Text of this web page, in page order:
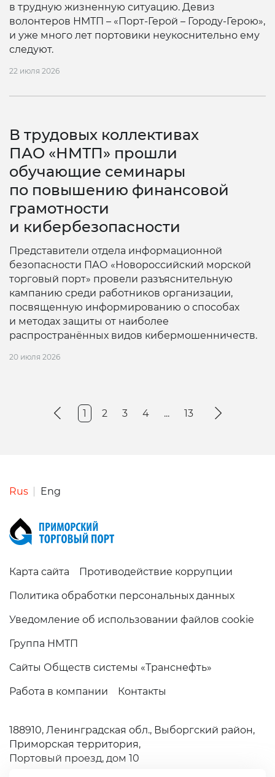
в трудную жизненную ситуацию. Девиз
волонтеров НМТП – «Порт-Герой – Городу-Герою»,
и уже много лет портовики неукоснительно ему
следуют.
22 июля 2026
В трудовых коллективах
ПАО «НМТП» прошли
обучающие семинары
по повышению финансовой
грамотности
и кибербезопасности
Представители отдела информационной
безопасности ПАО «Новороссийский морской
торговый порт» провели разъяснительную
кампанию среди работников организации,
посвященную информированию о способах
и методах защиты от наиболее
распространённых видов кибермошенничеств.
20 июля 2026
1 2 3 4 ... 13
Rus Eng
Карта сайта Противодействие коррупции
Политика обработки персональных данных
Уведомление об использовании файлов cookie
Группа НМТП
Сайты Обществ системы «Транснефть»
Работа в компании Контакты
188910, Ленинградская обл., Выборгский район,
Приморская территория,
Портовый проезд, дом 10